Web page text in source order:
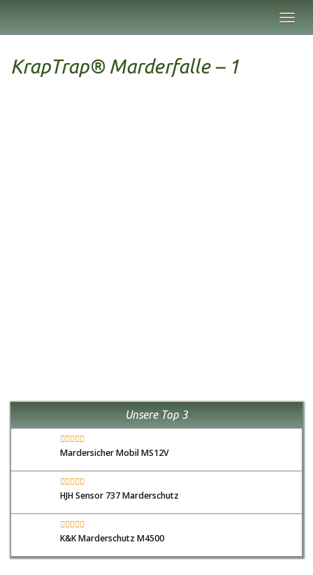
main
KrapTrap® Marderfalle – 1
Unsere Top 3
Mardersicher Mobil MS12V
HJH Sensor 737 Marderschutz
K&K Marderschutz M4500